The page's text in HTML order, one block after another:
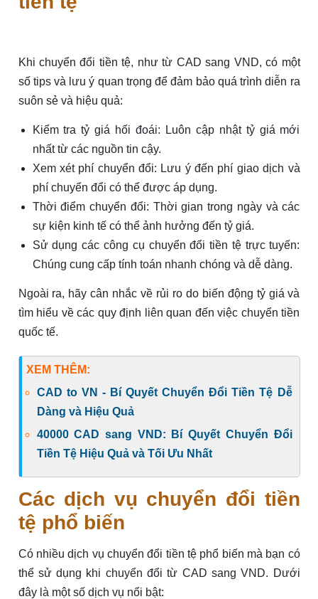
Khi chuyển đổi tiền tệ, như từ CAD sang VND, có một
số tips và lưu ý quan trọng để đảm bảo quá trình diễn ra
suôn sẻ và hiệu quả:
Kiểm tra tỷ giá hối đoái: Luôn cập nhật tỷ giá mới
nhất từ các nguồn tin cậy.
Xem xét phí chuyển đổi: Lưu ý đến phí giao dịch và
phí chuyển đổi có thể được áp dụng.
Thời điểm chuyển đổi: Thời gian trong ngày và các
sự kiện kinh tế có thể ảnh hưởng đến tỷ giá.
Sử dụng các công cụ chuyển đổi tiền tệ trực tuyến:
Chúng cung cấp tính toán nhanh chóng và dễ dàng.
Ngoài ra, hãy cân nhắc về rủi ro do biến động tỷ giá và
tìm hiểu về các quy định liên quan đến việc chuyển tiền
quốc tế.
XEM THÊM:
CAD to VN - Bí Quyết Chuyển Đổi Tiền Tệ Dễ
Dàng và Hiệu Quả
40000 CAD sang VND: Bí Quyết Chuyển Đổi
Tiền Tệ Hiệu Quả và Tối Ưu Nhất
Các dịch vụ chuyển đổi tiền
tệ phổ biến
Có nhiều dịch vụ chuyển đổi tiền tệ phổ biến mà bạn có
thể sử dụng khi chuyển đổi từ CAD sang VND. Dưới
đây là một số dịch vụ nổi bật: